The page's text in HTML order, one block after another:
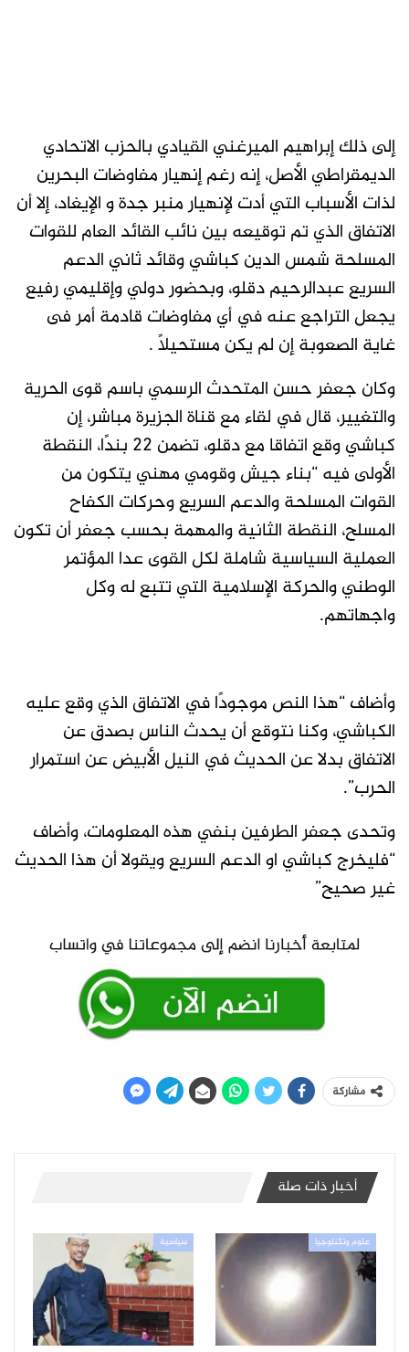
إلى ذلك إبراهيم الميرغني القيادي بالحزب الاتحادي
الديمقراطي الأصل، إنه رغم إنهيار مفاوضات البحرين
لذات الأسباب التي أدت لإنهيار منبر جدة و الإيغاد، إلا أن
الاتفاق الذي تم توقيعه بين نائب القائد العام للقوات
المسلحة شمس الدين كباشي وقائد ثاني الدعم
السريع عبدالرحيم دقلو، وبحضور دولي وإقليمي رفيع
يجعل التراجع عنه في أي مفاوضات قادمة أمر فى
غاية الصعوبة إن لم يكن مستحيلاً .
وكان جعفر حسن المتحدث الرسمي باسم قوى الحرية
والتغيير، قال في لقاء مع قناة الجزيرة مباشر، إن
كباشي وقع اتفاقا مع دقلو، تضمن 22 بندًا، النقطة
الأولى فيه “بناء جيش وقومي مهني يتكون من
القوات المسلحة والدعم السريع وحركات الكفاح
المسلح، النقطة الثانية والمهمة بحسب جعفر أن تكون
العملية السياسية شاملة لكل القوى عدا المؤتمر
الوطني والحركة الإسلامية التي تتبع له وكل
واجهاتهم.
وأضاف “هذا النص موجودًا في الاتفاق الذي وقع عليه
الكباشي، وكنا نتوقع أن يحدث الناس بصدق عن
الاتفاق بدلا عن الحديث في النيل الأبيض عن استمرار
الحرب”.
وتحدى جعفر الطرفين بنفي هذه المعلومات، وأضاف
“فليخرج كباشي او الدعم السريع ويقولا أن هذا الحديث
غير صحيح”
مشاركة
أخبار ذات صلة
علوم وتكنلوجيا سياسية